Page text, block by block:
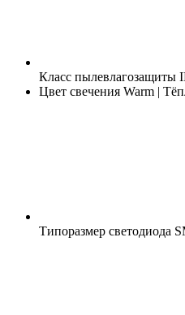
Класс пылевлагозащиты
Цвет свечения Warm |
Типоразмер светодиода